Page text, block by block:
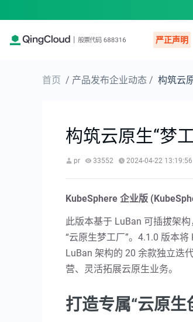
严正声明
首页 / 产品发布企业动态 / 构筑云
构筑云原生“梦
pr 33552 2024-04-22 13:19:56
KubeSphere 企业版
此版本基于 LuBan 可插拔架构
“云原生梦工厂”。4.1.0 版本
LuBan 架构的 20 余款独立迭
营、灵活拓展云原生业务。
打造专属“云原生